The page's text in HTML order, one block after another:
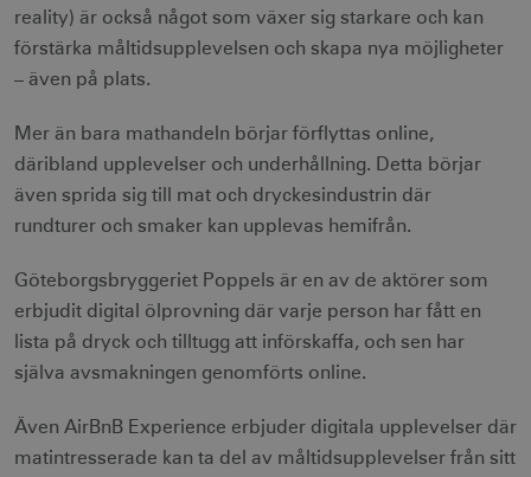
reality) är också något som växer sig starkare och kan
förstärka måltidsupplevelsen och skapa nya möjligheter
– även på plats.
Mer än bara mathandeln börjar förflyttas online,
däribland upplevelser och underhållning. Detta börjar
även sprida sig till mat och dryckesindustrin där
rundturer och smaker kan upplevas hemifrån.
Göteborgsbryggeriet Poppels är en av de aktörer som
erbjudit digital ölprovning där varje person har fått en
lista på dryck och tilltugg att införskaffa, och sen har
själva avsmakningen genomförts online.
Även AirBnB Experience erbjuder digitala upplevelser där
matintresserade kan ta del av måltidsupplevelser från sitt